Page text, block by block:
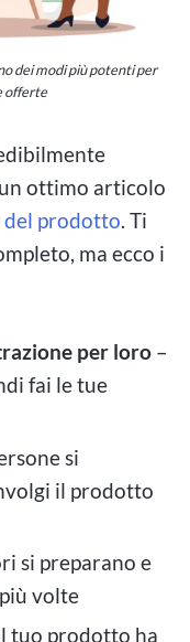
dei modi più potenti per
offerte
ottimo articolo
del prodotto. Ti
ma ecco i
per loro –
fai le tue
si
il prodotto
si preparano e
volte
tuo prodotto ha